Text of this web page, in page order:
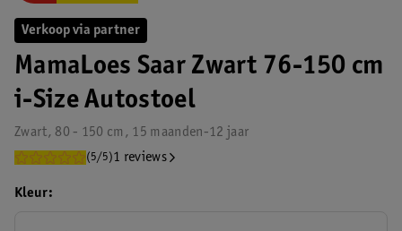
Verkoop via partner
MamaLoes Saar Zwart 76-150 cm
i-Size Autostoel
Zwart, 80 - 150 cm, 15 maanden-12 jaar
(5/5)1 reviews
Kleur